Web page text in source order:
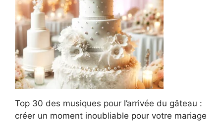
Top 30 des musiques pour l’arrivée du gâteau :
créer un moment inoubliable pour votre mariage